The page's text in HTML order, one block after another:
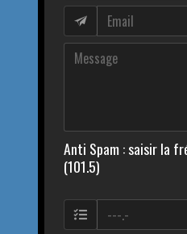
Anti Spam : saisir la
(101.5)